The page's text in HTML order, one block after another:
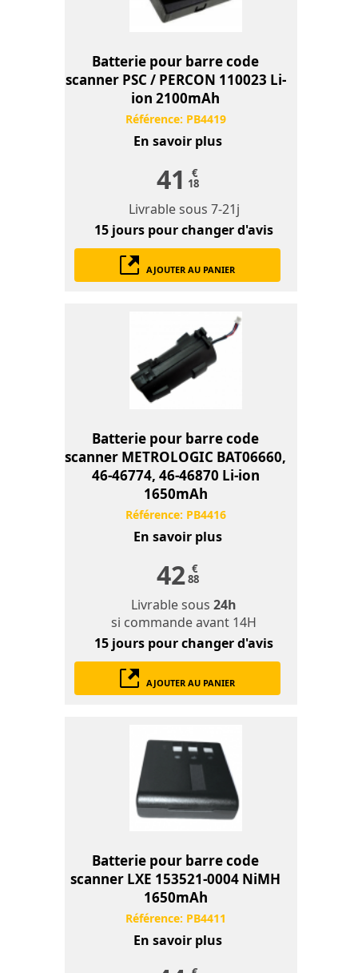
Batterie pour barre code
scanner PSC / PERCON 110023 Li-
ion 2100mAh
Référence: PB4419
En savoir plus
41 €
18
Livrable sous 7-21j
15 jours pour changer d'avis
AJOUTER AU PANIER
Batterie pour barre code
scanner METROLOGIC BAT06660,
46-46774, 46-46870 Li-ion
1650mAh
Référence: PB4416
En savoir plus
42 €
88
Livrable sous24h
si commande avant 14H
15 jours pour changer d'avis
AJOUTER AU PANIER
Batterie pour barre code
scanner LXE 153521-0004 NiMH
1650mAh
Référence: PB4411
En savoir plus